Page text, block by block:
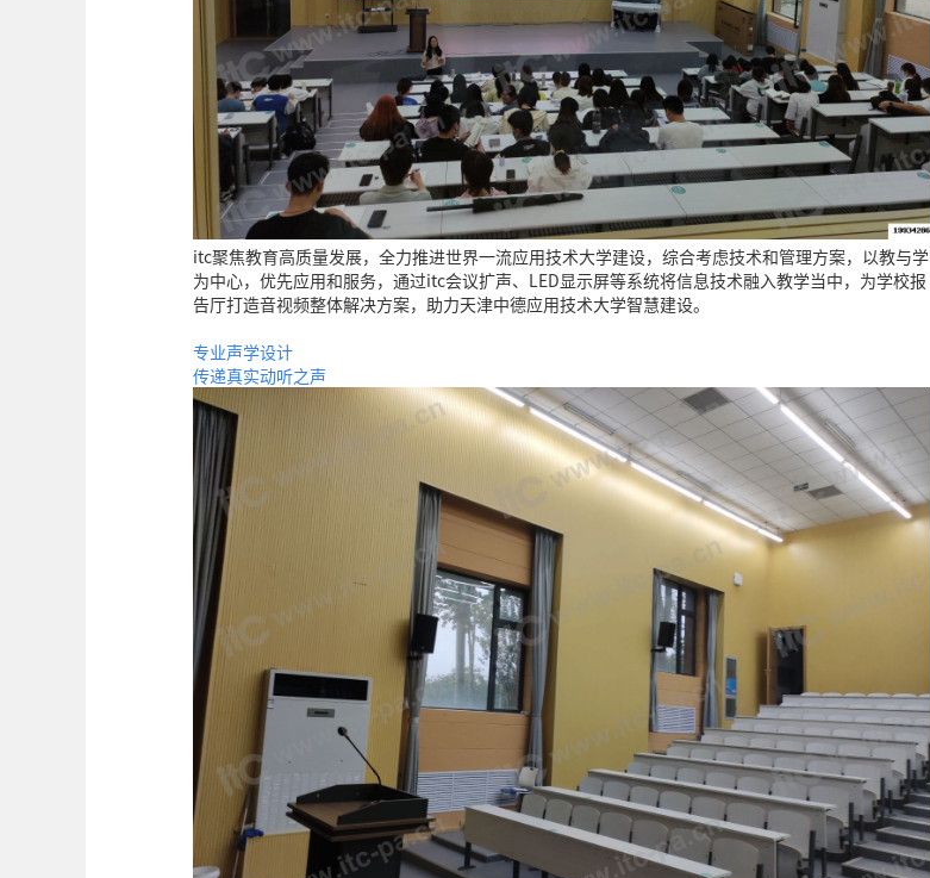
itc聚焦教育高质量发展，全力推进世界一流应用技术大学建设，综合考虑技术和管理方案，以教与学
为中心，优先应用和服务，通过itc会议扩声、LED显示屏等系统将信息技术融入教学当中，为学校报
告厅打造音视频整体解决方案，助力天津中德应用技术大学智慧建设。
专业声学设计
传递真实动听之声